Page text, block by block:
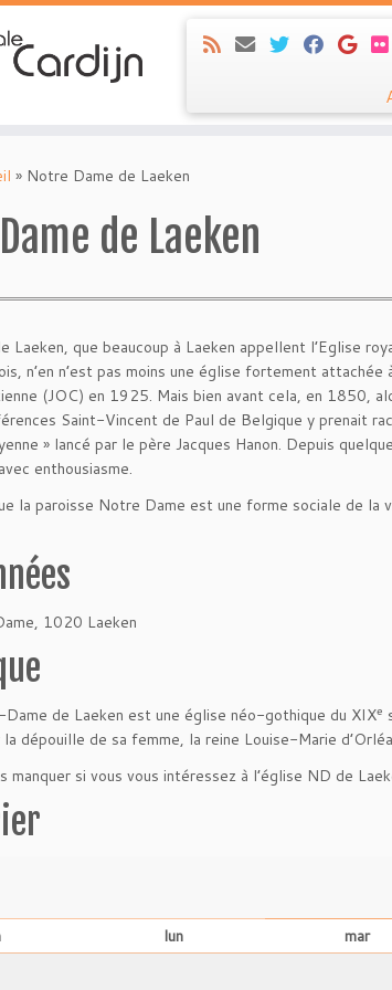
» Notre Dame de Laeken
de Laeken
Laeken, que beaucoup à Laeken appellent l’Eglise
n’en n’est pas moins une église fortement
(JOC) en 1925. Mais bien avant cela, en 1850,
Saint-Vincent de Paul de Belgique y prenait
» lancé par le père Jacques Hanon. Depuis
enthousiasme.
la paroisse Notre Dame est une forme sociale de
1020 Laeken
Dame de Laeken est une église néo-gothique du XIXe
dépouille de sa femme, la reine Louise-Marie
manquer si vous vous intéressez à l’église ND de
lun mar